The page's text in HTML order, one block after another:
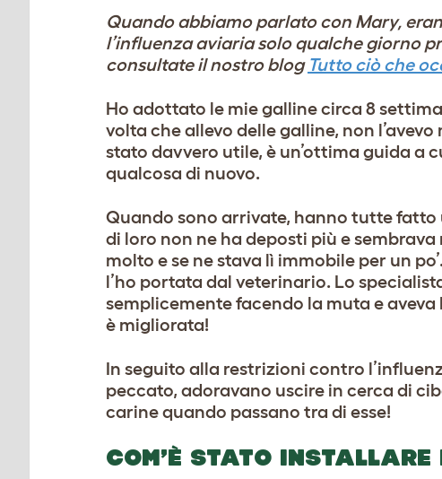
Quando abbiamo parlato con Mary,
l’influenza aviaria solo qualche giorno
consultate il nostro blog Tutto ciò che
Ho adottato le mie galline circa 8
volta che allevo delle galline, non
stato davvero utile, è un’ottima guida a
qualcosa di nuovo.
Quando sono arrivate, hanno tutte fatto
di loro non ne ha deposti più e
molto e se ne stava lì immobile per un
l’ho portata dal veterinario. Lo
semplicemente facendo la muta e
è migliorata!
In seguito alla restrizioni contro
peccato, adoravano uscire in cerca di
carine quando passano tra di esse!
COM’È STATO